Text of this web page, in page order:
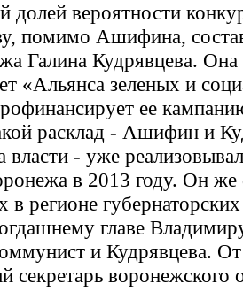
долей вероятности
помимо Ашифина,
Галина Кудрявцева.
«Альянса зеленых и
ее
расклад - Ашифин и
власти - уже
в 2013 году. Он же
в регионе губернаторских
главе
и Кудрявцева.
секретарь воронежского